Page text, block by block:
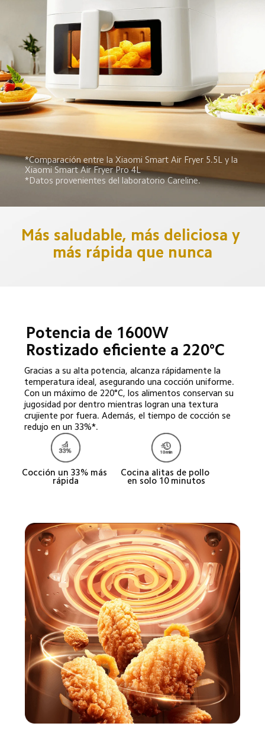
*Comparación entre la Xiaomi Smart Air Fryer 5.5L y la
Xiaomi Smart Air Fryer Pro 4L
*Datos provenientes del laboratorio Careline.
Más saludable, más deliciosa y
más rápida que nunca
Potencia de 1600W
Rostizado eficiente a 220°C
Gracias a su alta potencia, alcanza rápidamente la
temperatura ideal, asegurando una cocción uniforme.
Con un máximo de 220°C, los alimentos conservan su
jugosidad por dentro mientras logran una textura
crujiente por fuera. Además, el tiempo de cocción se
redujo en un 33%*.
Cocción un 33% más
rápida
Cocina alitas de pollo
en solo 10 minutos